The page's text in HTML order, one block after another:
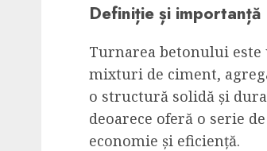
Definiție și importanță
Turnarea betonului
mixturi de ciment,
o structură solidă și
deoarece oferă o serie
economie și eficiență.